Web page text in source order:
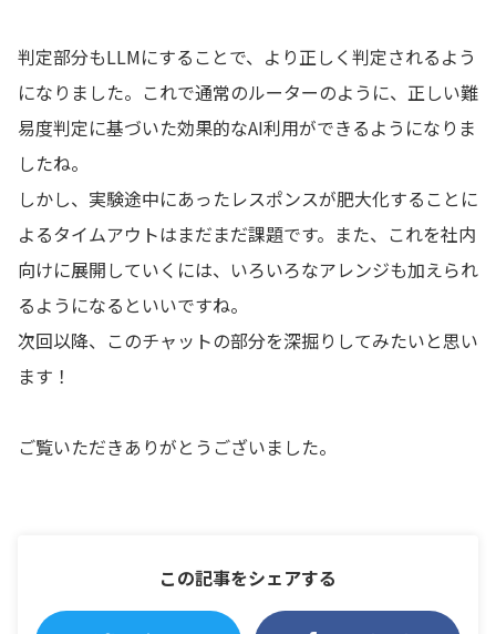
判定部分もLLMにすることで、より正しく判定されるよう
になりました。これで通常のルーターのように、正しい難
易度判定に基づいた効果的なAI利用ができるようになりま
したね。
しかし、実験途中にあったレスポンスが肥大化することに
よるタイムアウトはまだまだ課題です。また、これを社内
向けに展開していくには、いろいろなアレンジも加えられ
るようになるといいですね。
次回以降、このチャットの部分を深掘りしてみたいと思い
ます！
ご覧いただきありがとうございました。
この記事をシェアする